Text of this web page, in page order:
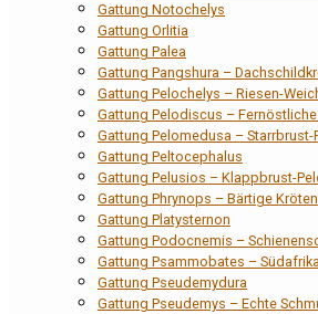
Gattung Notochelys
Gattung Orlitia
Gattung Palea
Gattung Pangshura –
Gattung Pelochelys – Riesen-
Gattung Pelodiscus –
Gattung Pelomedusa – Starrbrust-
Gattung Peltocephalus
Gattung Pelusios – Klappbrust-
Gattung Phrynops – Bärtige
Gattung Platysternon
Gattung Podocnemis –
Gattung Psammobates –
Gattung Pseudemydura
Gattung Pseudemys – Echte